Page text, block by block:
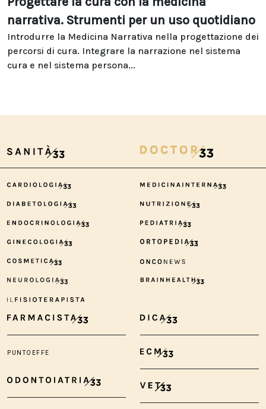
narrativa. Strumenti per un uso quotidiano
Introdurre la Medicina Narrativa nella progettazione dei
percorsi di cura. Integrare la narrazione nel sistema
cura e nel sistema persona...